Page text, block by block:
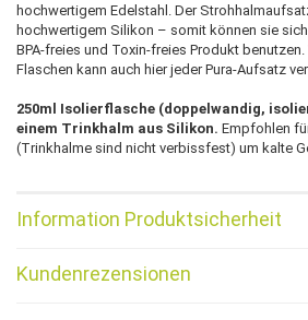
hochwertigem Edelstahl. Der
hochwertigem Silikon – somit können sie
BPA-freies und Toxin-freies Produkt benutzen.
Flaschen kann auch hier jeder Pura-Aufsatz
250ml Isolierflasche (doppelwandig,
einem Trinkhalm aus Silikon. Empfohlen
(Trinkhalme sind nicht verbissfest) um kalte
Information Produktsicherheit
Kundenrezensionen